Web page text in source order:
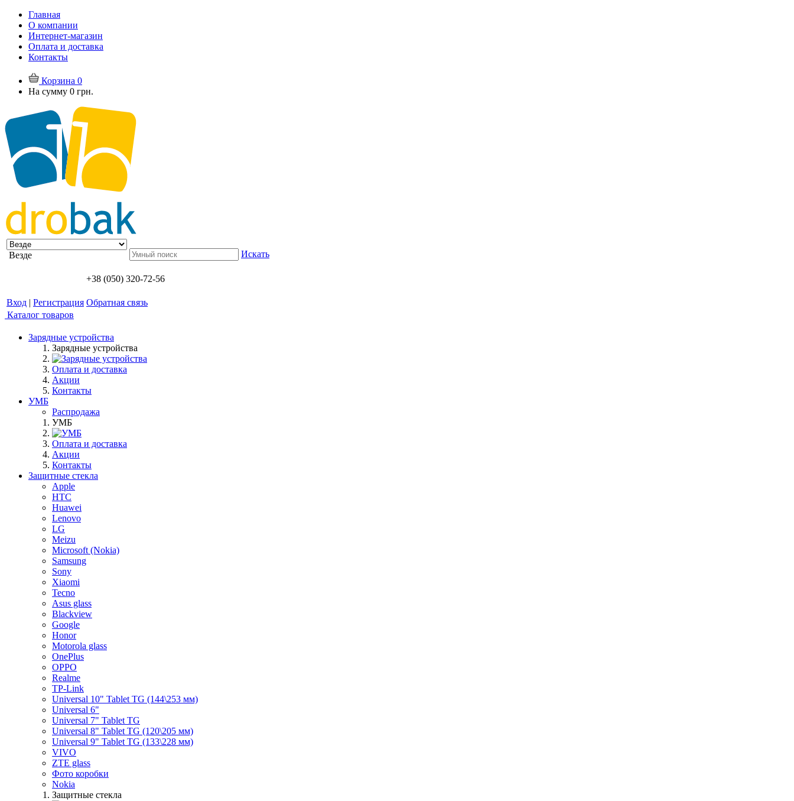
Главная
О компании
Интернет-магазин
Оплата и доставка
Контакты
Корзина 0
На сумму 0 грн.
Везде Искать
+38 (050) 320-72-56
Вход | Регистрация Обратная связь
Каталог товаров
Зарядные устройства
Зарядные устройства
Оплата и доставка
Акции
Контакты
УМБ
Распродажа
УМБ
Оплата и доставка
Акции
Контакты
Защитные стекла
Apple
HTC
Huawei
Lenovo
LG
Meizu
Microsoft (Nokia)
Samsung
Sony
Xiaomi
Tecno
Asus glass
Blackview
Google
Honor
Motorola glass
OnePlus
OPPO
Realme
TP-Link
Universal 10" Tablet TG (144\253 мм)
Universal 6"
Universal 7" Tablet TG
Universal 8" Tablet TG (120\205 мм)
Universal 9" Tablet TG (133\228 мм)
VIVO
ZTE glass
Фото коробки
Nokia
Защитные стекла